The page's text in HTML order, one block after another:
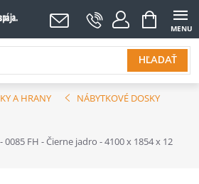
HĽADAŤ
NÁKUPNÝ
KOŠÍK
A HRANY
NÁBYTKOVÉ DOSKY
0085 FH - Čierne jadro - 4100 x 1854 x 12